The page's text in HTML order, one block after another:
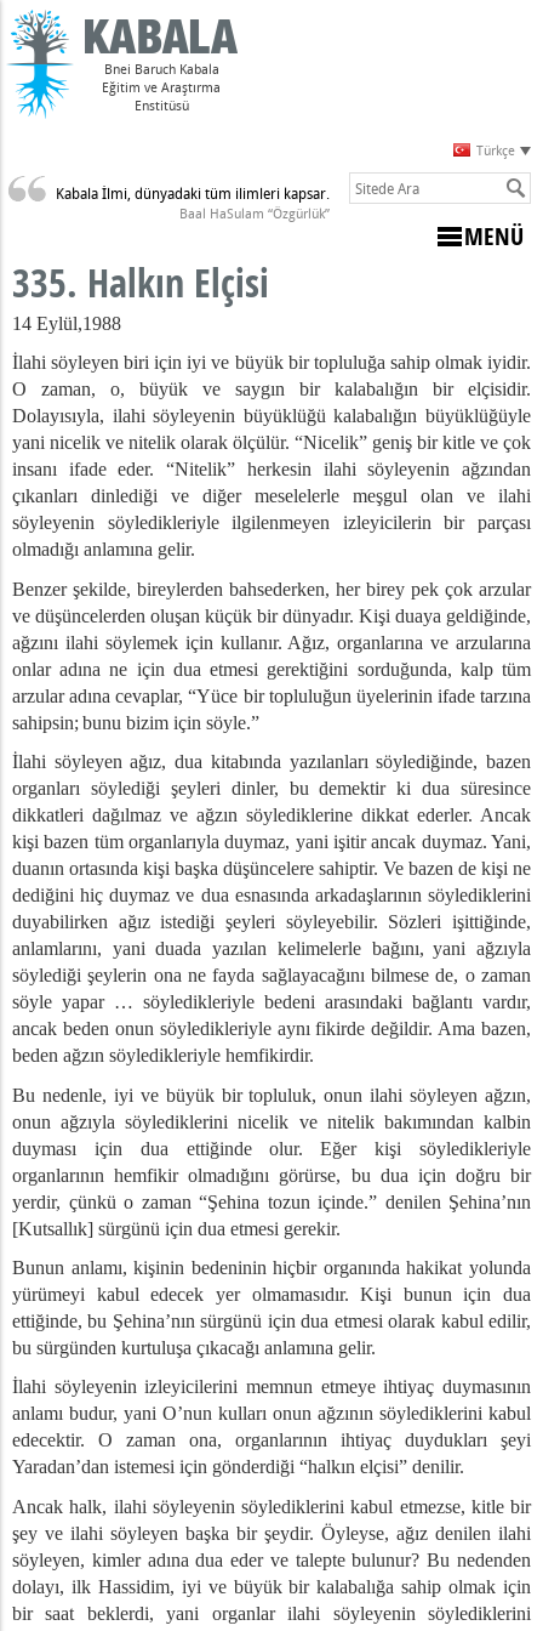
Bnei Baruch Kabala
Eğitim ve Araştırma
Enstitüsü
Türkçe
Kabala İlmi, dünyadaki tüm ilimleri kapsar.
Baal HaSulam “Özgürlük”
MENÜ
Varsa
Anlamı
Olmayan Biri, Ölmek Zorundadır
– 1
Yeryüzündeki Tüm Hayvanların Üzerinde Olacak
Tarafından Besleniyor – 1
Bir El – 1
Şeyleri – 1
Başlama
Kaldı
Gözetledi
İyilik Yapın – 1
Göredir
Amalek Nedir?
Tagin, Otiot]
Memnundur
Edin
335. Halkın Elçisi
14 Eylül,1988
İlahi söyleyen biri için iyi ve büyük bir topluluğa sahip olmak iyidir.
O zaman, o, büyük ve saygın bir kalabalığın bir elçisidir.
Dolayısıyla, ilahi söyleyenin büyüklüğü kalabalığın büyüklüğüyle
yani nicelik ve nitelik olarak ölçülür. “Nicelik” geniş bir kitle ve çok
insanı ifade eder. “Nitelik” herkesin ilahi söyleyenin ağzından
çıkanları dinlediği ve diğer meselelerle meşgul olan ve ilahi
söyleyenin söyledikleriyle ilgilenmeyen izleyicilerin bir parçası
olmadığı anlamına gelir.
Benzer şekilde, bireylerden bahsederken, her birey pek çok arzular
ve düşüncelerden oluşan küçük bir dünyadır. Kişi duaya geldiğinde,
ağzını ilahi söylemek için kullanır. Ağız, organlarına ve arzularına
onlar adına ne için dua etmesi gerektiğini sorduğunda, kalp tüm
arzular adına cevaplar, “Yüce bir topluluğun üyelerinin ifade tarzına
sahipsin; bunu bizim için söyle.”
İlahi söyleyen ağız, dua kitabında yazılanları söylediğinde, bazen
organları söylediği şeyleri dinler, bu demektir ki dua süresince
dikkatleri dağılmaz ve ağzın söylediklerine dikkat ederler. Ancak
kişi bazen tüm organlarıyla duymaz, yani işitir ancak duymaz. Yani,
duanın ortasında kişi başka düşüncelere sahiptir. Ve bazen de kişi ne
dediğini hiç duymaz ve dua esnasında arkadaşlarının söylediklerini
duyabilirken ağız istediği şeyleri söyleyebilir. Sözleri işittiğinde,
anlamlarını, yani duada yazılan kelimelerle bağını, yani ağzıyla
söylediği şeylerin ona ne fayda sağlayacağını bilmese de, o zaman
söyle yapar … söyledikleriyle bedeni arasındaki bağlantı vardır,
ancak beden onun söyledikleriyle aynı fikirde değildir. Ama bazen,
beden ağzın söyledikleriyle hemfikirdir.
Bu nedenle, iyi ve büyük bir topluluk,onun ilahi söyleyen ağzın,
onun ağzıyla söylediklerini nicelik ve nitelik bakımından kalbin
duyması için dua ettiğinde olur.
Eğer kişi söyledikleriyle
organlarının hemfikir olmadığını görürse, bu dua için doğru bir
yerdir, çünkü o zaman “Şehina tozun içinde.” denilen Şehina’nın
[Kutsallık] sürgünü için dua etmesi gerekir.
Bunun anlamı, kişinin bedeninin hiçbir organında hakikat yolunda
yürümeyi kabul edecek yer olmamasıdır. Kişi bunun için dua
ettiğinde, bu Şehina’nın sürgünü için dua etmesi olarak kabul edilir,
bu sürgünden kurtuluşa çıkacağı anlamına gelir.
İlahi söyleyenin izleyicilerini memnun etmeye ihtiyaç duymasının
anlamı budur, yani O’nun kulları onun ağzının söylediklerini kabul
edecektir. O zaman ona, organlarının ihtiyaç duydukları şeyi
Yaradan’dan istemesi için gönderdiği “halkın elçisi” denilir.
Ancak halk, ilahi söyleyenin söylediklerini kabul etmezse, kitle bir
şey ve ilahi söyleyen başka bir şeydir. Öyleyse, ağız denilen ilahi
söyleyen, kimler adına dua eder ve talepte bulunur? Bu nedenden
dolayı, ilk Hassidim, iyi ve büyük bir kalabalığa sahip olmak için
bir saat beklerdi, yani organlar ilahi söyleyenin söylediklerini